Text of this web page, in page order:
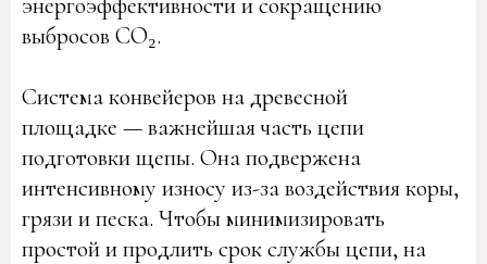
выбросов CO₂.
Система конвейеров на древесной
площадке — важнейшая часть цепи
подготовки щепы. Она подвержена
интенсивному износу из-за воздействия коры,
грязи и песка. Чтобы минимизировать
простой и продлить срок службы цепи, на